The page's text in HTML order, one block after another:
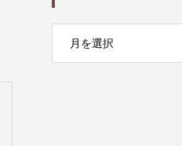
月を選択